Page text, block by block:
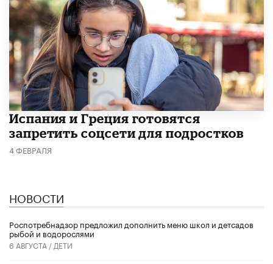
Испания и Греция готовятся
запретить соцсети для подростков
4 ФЕВРАЛЯ
НОВОСТИ
Роспотребнадзор предложил дополнить меню школ и детсадов
рыбой и водорослями
6 АВГУСТА / ДЕТИ